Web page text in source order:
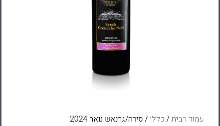
עמוד הבית/ כללי/ סירה/גרנאש נואר 2024